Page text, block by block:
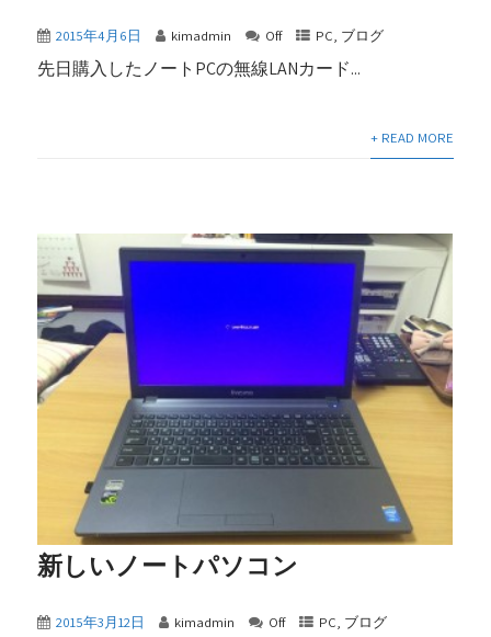
2015年4月6日 kimadmin Off PC, ブログ
先日購入したノートPCの無線LANカード...
+ READ MORE
新しいノートパソコン
2015年3月12日 kimadmin Off PC, ブログ